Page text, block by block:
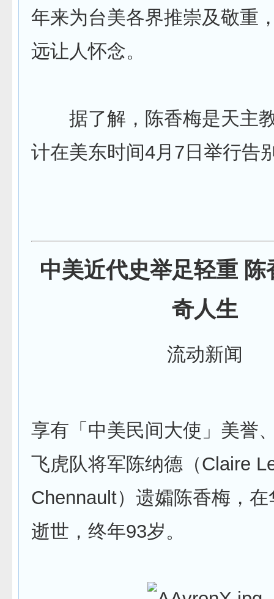
年来为台美各界推崇及敬重
远让人怀念。
据了解，陈香梅是天主
计在美东时间4月7日举行告
中美近代史举足轻重 陈
奇人生
流动新闻
享有「中美民间大使」美誉
飞虎队将军陈纳德（Claire
Chennault）遗孀陈香梅，
逝世，终年93岁。